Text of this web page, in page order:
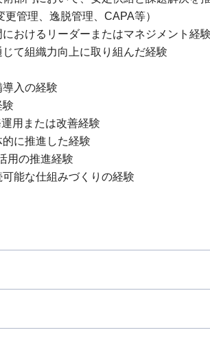
管理、逸脱管理、CAPA等）
おけるリーダーまたはマネジメント経験
て組織力向上に取り組んだ経験
導入の経験
験
用または改善経験
的に推進した経験
用の推進経験
能な仕組みづくりの経験